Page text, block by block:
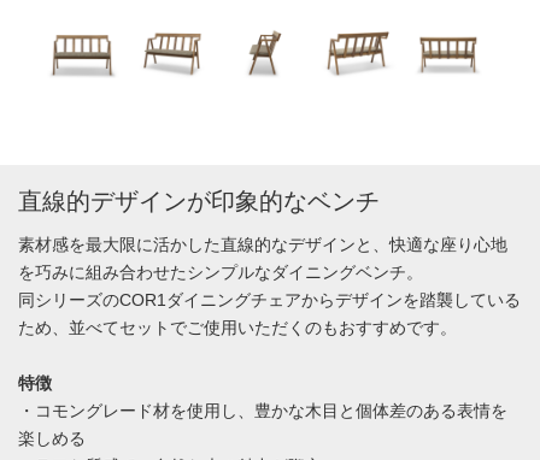
直線的デザインが印象的なベンチ
素材感を最大限に活かした直線的なデザインと、快適な座り心地
を巧みに組み合わせたシンプルなダイニングベンチ。
同シリーズのCOR1ダイニングチェアからデザインを踏襲している
ため、並べてセットでご使用いただくのもおすすめです。
特徴
・コモングレード材を使用し、豊かな木目と個体差のある表情を
楽しめる